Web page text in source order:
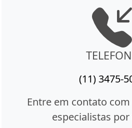
(11) 3475-
Entre em contato
especialistas